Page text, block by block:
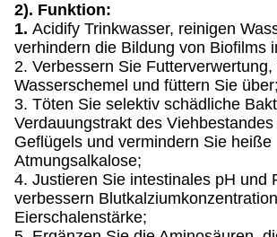
2). Funktion:
1. Acidify Trinkwasser, reinigen
verhindern die Bildung von Biofilms
2. Verbessern Sie
Wasserschemel und füttern Sie über;
3. Töten Sie selektiv schädliche
Verdauungstrakt des
Geflügels und vermindern Sie heiße
Atmungsalkalose;
4. Justieren Sie intestinales pH und
verbessern
Eierschalenstärke;